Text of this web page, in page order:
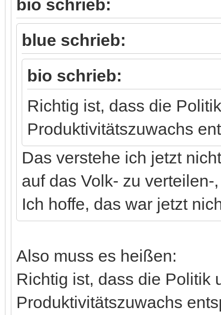
bio schrieb:
blue schrieb:
bio schrieb:
Richtig ist, dass die
Produktivitätszuwachs
Das verstehe ich jetzt
auf das Volk- zu
Ich hoffe, das war jetzt
Also muss es heißen:
Richtig ist, dass die Politik
Produktivitätszuwachs